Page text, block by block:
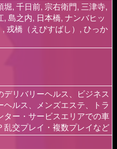
堀, 千日前, 宗右衛門, 三津寺,
島之内, 日本橋, ナンバヒッ
戎橋（えびすばし）, ひっか
デリバリーヘルス、ビジネス
ルス、メンズエステ、トラ
ター・サービスエリアでの車
乱交プレイ・複数プレイなど